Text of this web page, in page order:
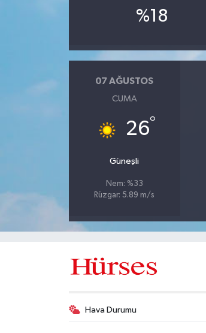
%18
07 AĞUSTOS
CUMA
26°
Güneşli
Nem: %33
Rüzgar: 5.89 m/s
Hava Durumu